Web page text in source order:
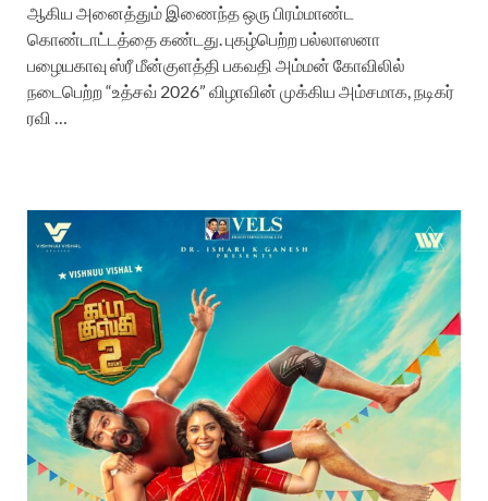
ஆகிய அனைத்தும் இணைந்த ஒரு பிரம்மாண்ட
கொண்டாட்டத்தை கண்டது. புகழ்பெற்ற பல்லாஸனா
பழையகாவு ஸ்ரீ மீன்குளத்தி பகவதி அம்மன் கோவிலில்
நடைபெற்ற “உத்சவ் 2026” விழாவின் முக்கிய அம்சமாக, நடிகர்
ரவி …